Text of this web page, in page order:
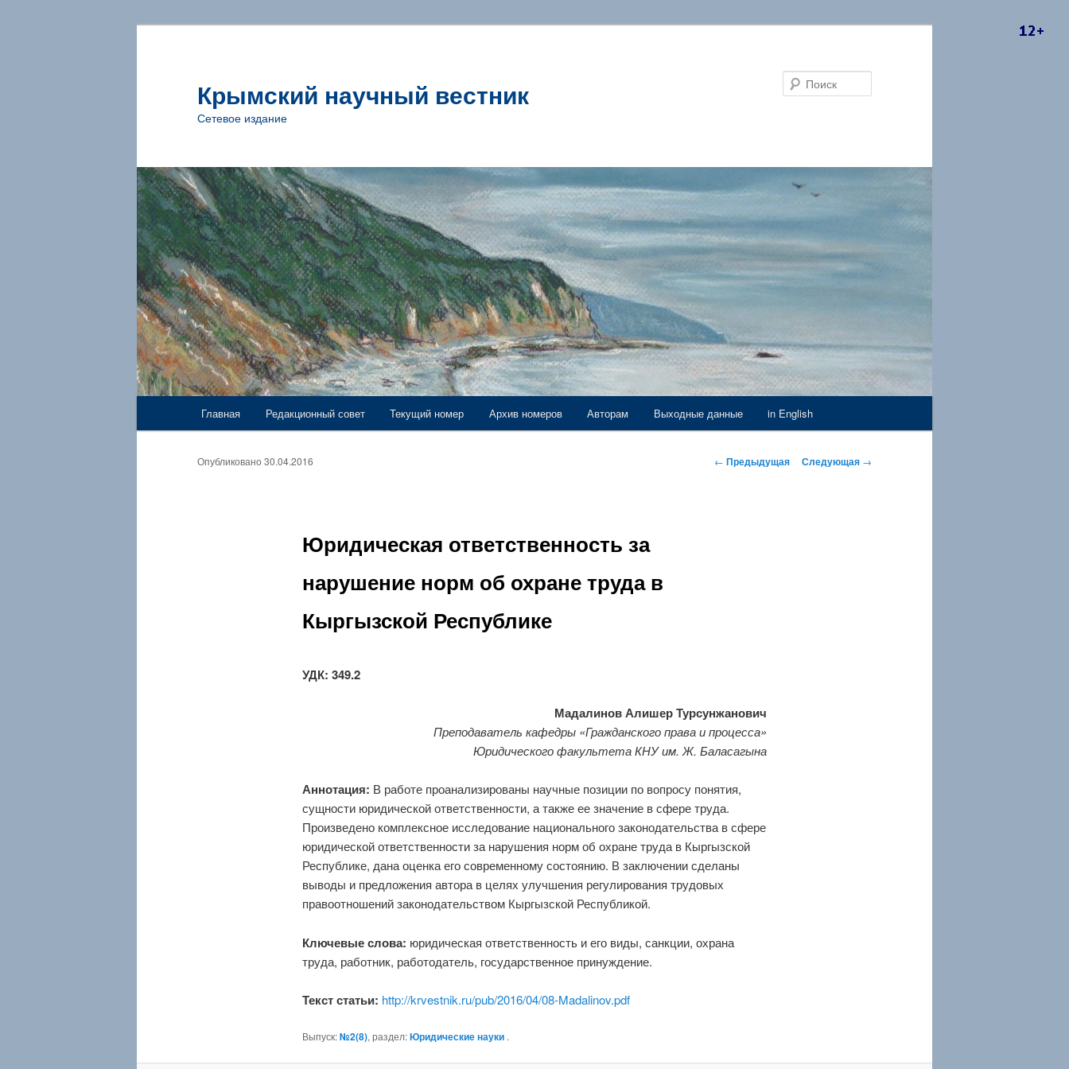
Крымский научный вестник
Сетевое издание
Перейти к основному содержимому
Главная Редакционный совет Текущий номер Архив номеров Авторам Выходные данные in English
Навигация по записям
← Предыдущая Следующая →
Юридическая ответственность за
нарушение норм об охране труда в
Кыргызской Республике
Опубликовано 30.04.2016
УДК: 349.2
Мадалинов Алишер Турсунжанович
Преподаватель кафедры «Гражданского права и процесса»
Юридического факультета КНУ им. Ж. Баласагына
Аннотация: В работе проанализированы научные позиции по вопросу понятия,
сущности юридической ответственности, а также ее значение в сфере труда.
Произведено комплексное исследование национального законодательства в сфере
юридической ответственности за нарушения норм об охране труда в Кыргызской
Республике, дана оценка его современному состоянию. В заключении сделаны
выводы и предложения автора в целях улучшения регулирования трудовых
правоотношений законодательством Кыргызской Республикой.
Ключевые слова: юридическая ответственность и его виды, санкции, охрана
труда, работник, работодатель, государственное принуждение.
Текст статьи: http://krvestnik.ru/pub/2016/04/08-Madalinov.pdf
Выпуск:№2(8), раздел:Юридические науки.